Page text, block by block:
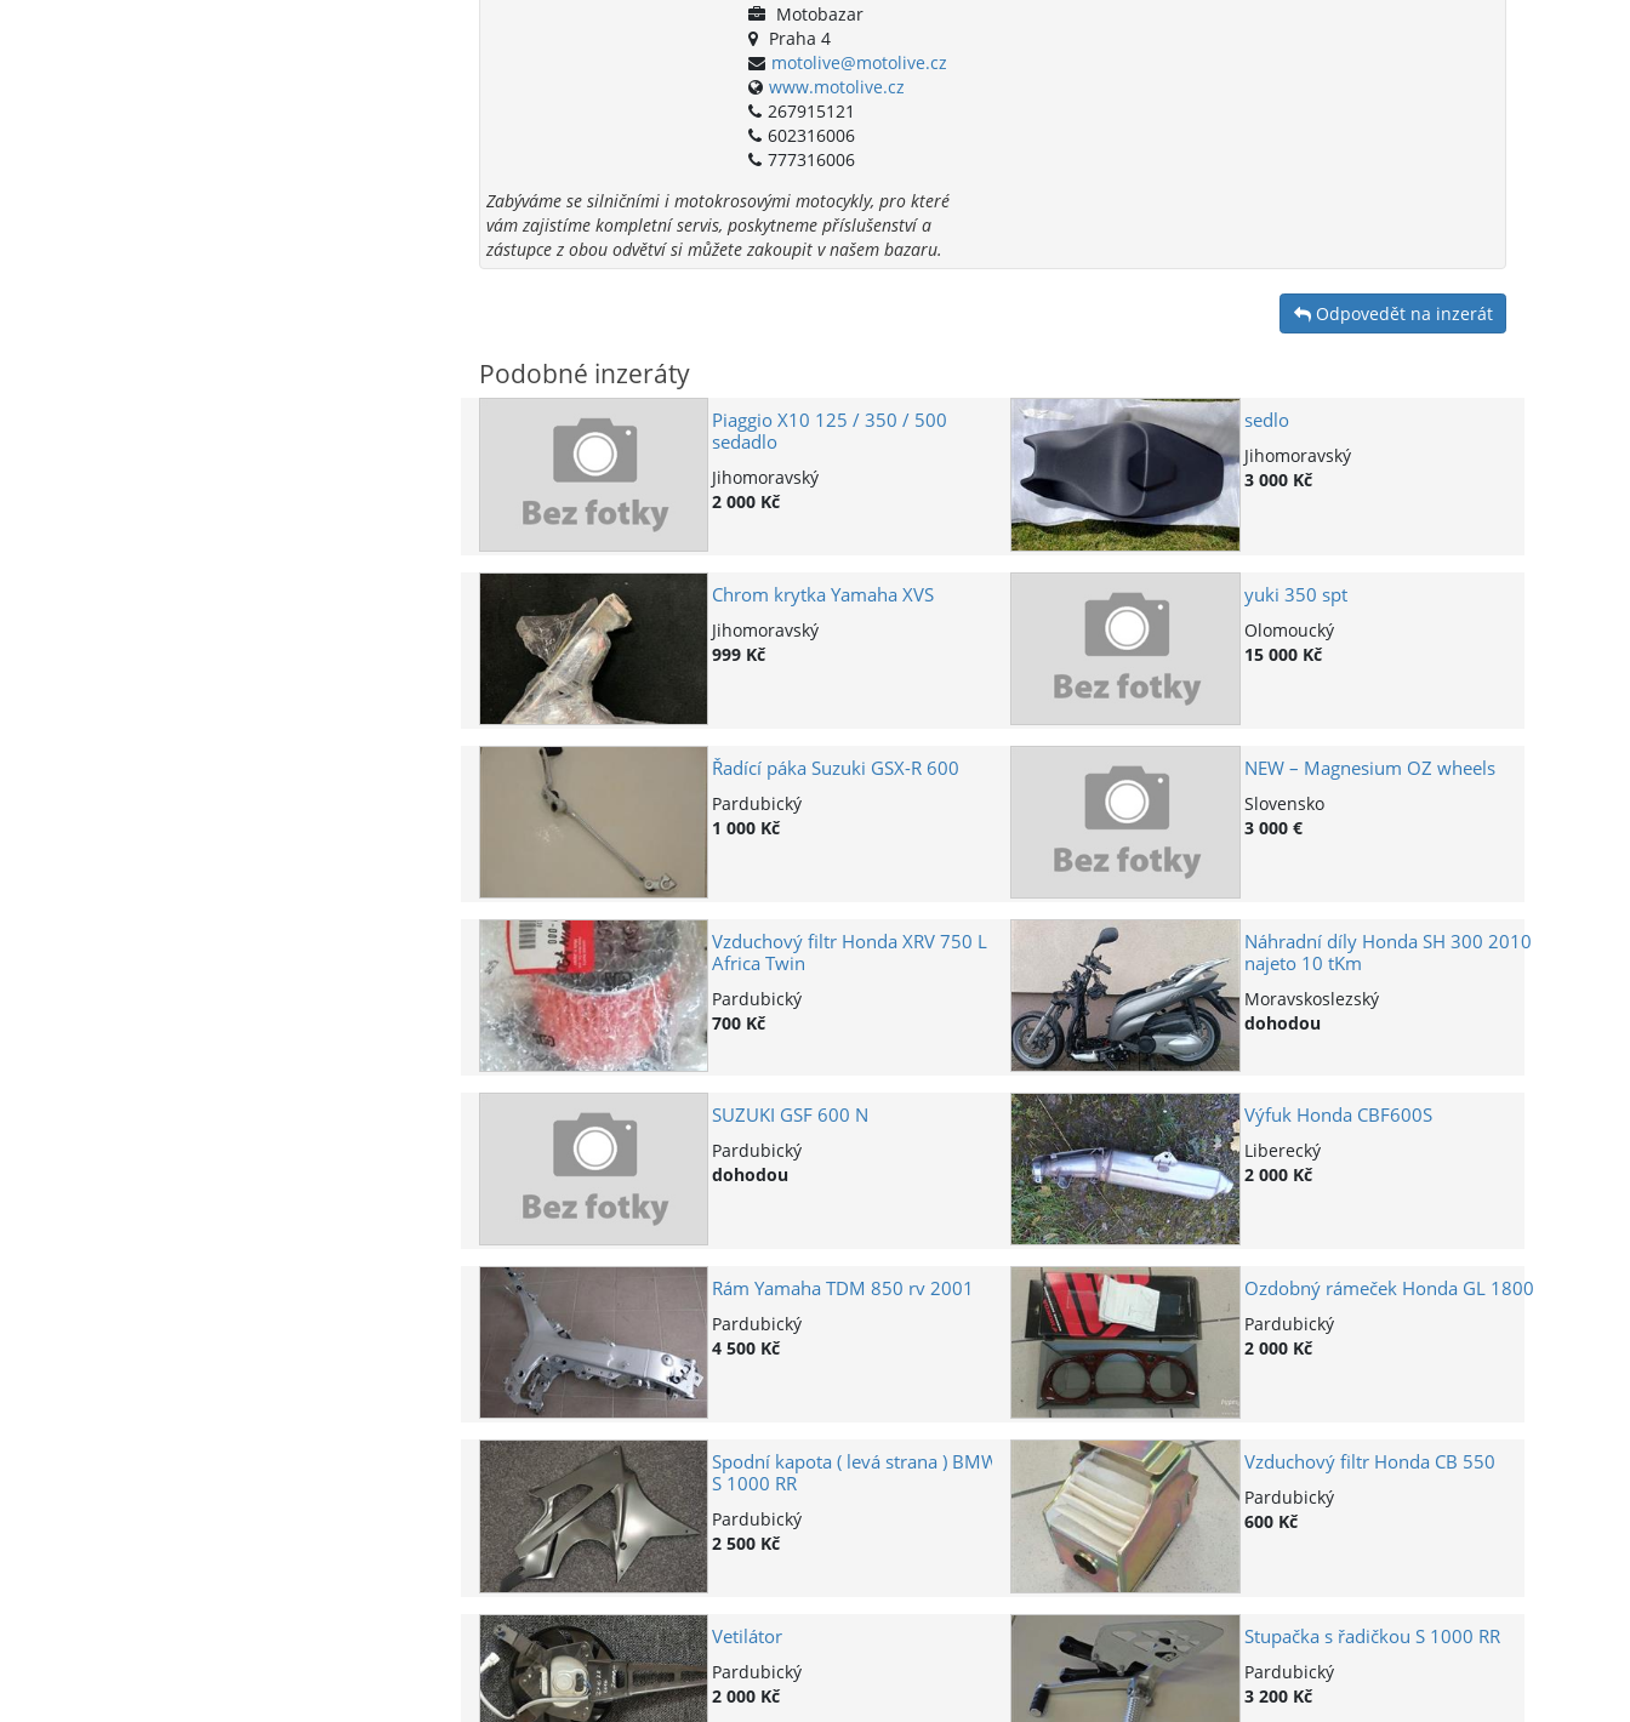
Motobazar
Praha 4
motolive@motolive.cz
www.motolive.cz
267915121
602316006
777316006
Zabýváme se silničními i motokrosovými motocykly, pro které
vám zajistíme kompletní servis, poskytneme příslušenství a
zástupce z obou odvětví si můžete zakoupit v našem bazaru.
Odpovedět na inzerát
Podobné inzeráty
Piaggio X10 125 / 350 / 500
sedadlo
Jihomoravský
2 000 Kč
sedlo
Jihomoravský
3 000 Kč
Chrom krytka Yamaha XVS
Jihomoravský
999 Kč
yuki 350 spt
Olomoucký
15 000 Kč
Řadící páka Suzuki GSX-R 600
Pardubický
1 000 Kč
NEW – Magnesium OZ wheels
Slovensko
3 000 €
Vzduchový filtr Honda XRV 750 L
Africa Twin
Pardubický
700 Kč
Náhradní díly Honda SH 300 2010
najeto 10 tKm
Moravskoslezský
dohodou
SUZUKI GSF 600 N
Pardubický
dohodou
Výfuk Honda CBF600S
Liberecký
2 000 Kč
Rám Yamaha TDM 850 rv 2001
Pardubický
4 500 Kč
Ozdobný rámeček Honda GL 1800
Pardubický
2 000 Kč
Spodní kapota ( levá strana ) BMW
S 1000 RR
Pardubický
2 500 Kč
Vzduchový filtr Honda CB 550
Pardubický
600 Kč
Vetilátor
Pardubický
2 000 Kč
Stupačka s řadičkou S 1000 RR
Pardubický
3 200 Kč